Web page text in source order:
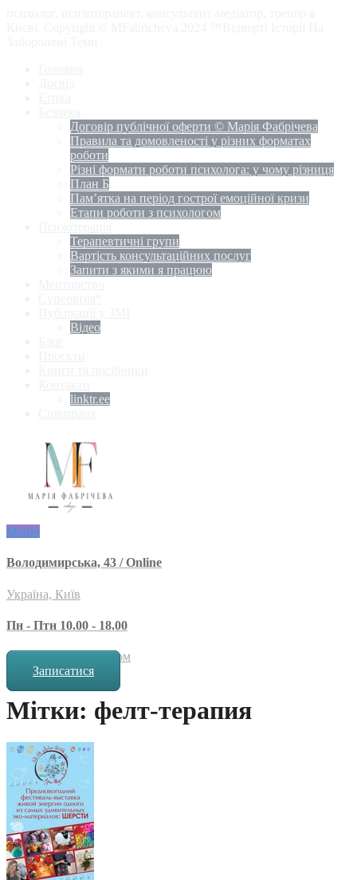
Договір публічної оферти © Марія Фабрічева
Правила та домовленості у різних форматах
роботи
Різні формати роботи психолога: у чому різниця
План Б
Пам’ятка на період гострої емоційної кризи
Етапи роботи з психологом
Терапевтичні групи
Вартість консультаційних послуг
Запити з якими я працюю
Відео
linktr.ee
Меню
Володимирська, 43 / Online
Україна, Київ
Пн - Птн 10.00 - 18.00
за попереднім записом
Записатися
Мітки: фелт-терапия